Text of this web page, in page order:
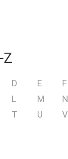
Z
D E F
L M N
T U V